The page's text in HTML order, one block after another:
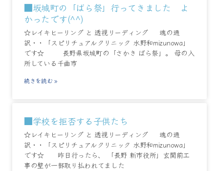
■坂城町の「ばら祭」行ってきました よ
かったです(^^)
☆レイキヒーリング と 透視リーディング 魂の通
訳・・「スピリチュアルクリニック 水野和mizunowa」
です☆ 長野県坂城町の「さかき ばら祭」。 母の入
所している千曲市
続きを読む »
■学校を拒否する子供たち
☆レイキヒーリング と 透視リーディング 魂の通
訳・・「スピリチュアルクリニック 水野和mizunowa」
です☆ 昨日行ったら、 「長野 新市役所」玄関前工
事の壁が一部取り払われてました